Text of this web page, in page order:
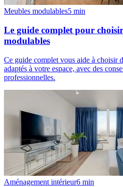
Meubles modulables5 min
Le guide complet pour
modulables
Ce guide complet vous aide à choisir
adaptés à votre espace, avec des
professionnelles.
Aménagement intérieur6 min